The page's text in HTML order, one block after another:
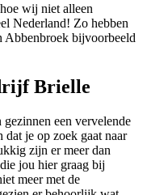
wij niet alleen
Nederland! Zo hebben
Abbenbroek bijvoorbeeld
Brielle
een vervelende
je op zoek gaat naar
zijn er meer dan
jou hier graag bij
meer met de